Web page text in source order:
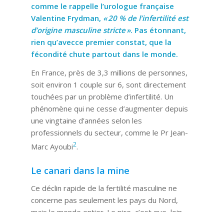
comme le rappelle l’urologue française
Valentine Frydman, « 20 % de l’infertilité est
d’origine masculine stricte ». Pas étonnant,
rien qu’avecce premier constat, que la
fécondité chute partout dans le monde.
En France, près de 3,3 millions de personnes,
soit environ 1 couple sur 6, sont directement
touchées par un problème d’infertilité. Un
phénomène qui ne cesse d’augmenter depuis
une vingtaine d’années selon les
professionnels du secteur, comme le Pr Jean-
Marc Ayoubi2.
Le canari dans la mine
Ce déclin rapide de la fertilité masculine ne
concerne pas seulement les pays du Nord,